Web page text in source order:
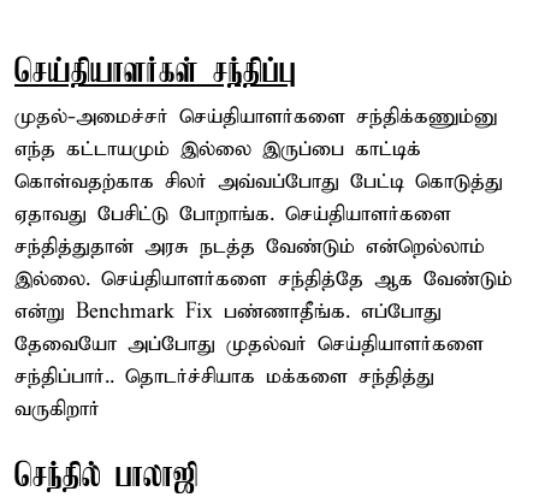
செய்தியாளர்கள் சந்திப்பு
முதல்-அமைச்சர் செய்தியாளர்களை சந்திக்கணும்னு
எந்த கட்டாயமும் இல்லை இருப்பை காட்டிக்
கொள்வதற்காக சிலர் அவ்வப்போது பேட்டி கொடுத்து
ஏதாவது பேசிட்டு போறாங்க. செய்தியாளர்களை
சந்தித்துதான் அரசு நடத்த வேண்டும் என்றெல்லாம்
இல்லை. செய்தியாளர்களை சந்தித்தே ஆக வேண்டும்
என்று Benchmark Fix பண்ணாதீங்க. எப்போது
தேவையோ அப்போது முதல்வர் செய்தியாளர்களை
சந்திப்பார்.. தொடர்ச்சியாக மக்களை சந்தித்து
வருகிறார்
செந்தில் பாலாஜி